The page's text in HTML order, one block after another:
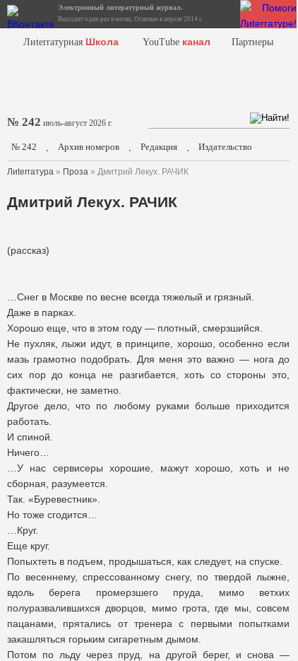
Электронный литературный журнал.
Выходит один раз в месяц. Основан в апреле 2014 г.
Лиterraтурная Школа YouTube канал Партнеры
№ 242 июль-август 2026 г.
№ 242 . Архив номеров . Редакция . Издательство
Лиterraтура » Проза » Дмитрий Лекух. РАЧИК
Дмитрий Лекух. РАЧИК
(рассказ)
…Снег в Москве по весне всегда тяжелый и грязный.
Даже в парках.
Хорошо еще, что в этом году — плотный, смерзшийся.
Не пухляк, лыжи идут, в принципе, хорошо, особенно если
мазь грамотно подобрать. Для меня это важно — нога до
сих пор до конца не разгибается, хоть со стороны это,
фактически, не заметно.
Другое дело, что по любому руками больше приходится
работать.
И спиной.
Ничего…
…У нас сервисеры хорошие, мажут хорошо, хоть и не
сборная, разумеется.
Так. «Буревестник».
Но тоже сгодится…
…Круг.
Еще круг.
Попыхтеть в подъем, продышаться, как следует, на спуске.
По весеннему, спрессованному снегу, по твердой лыжне,
вдоль берега промерзшего пруда, мимо ветхих
полуразвалившихся дворцов, мимо грота, где мы, совсем
пацанами, прятались от тренера с первыми попытками
закашляться горьким сигаретным дымом.
Потом по льду через пруд, на другой берег, и снова —